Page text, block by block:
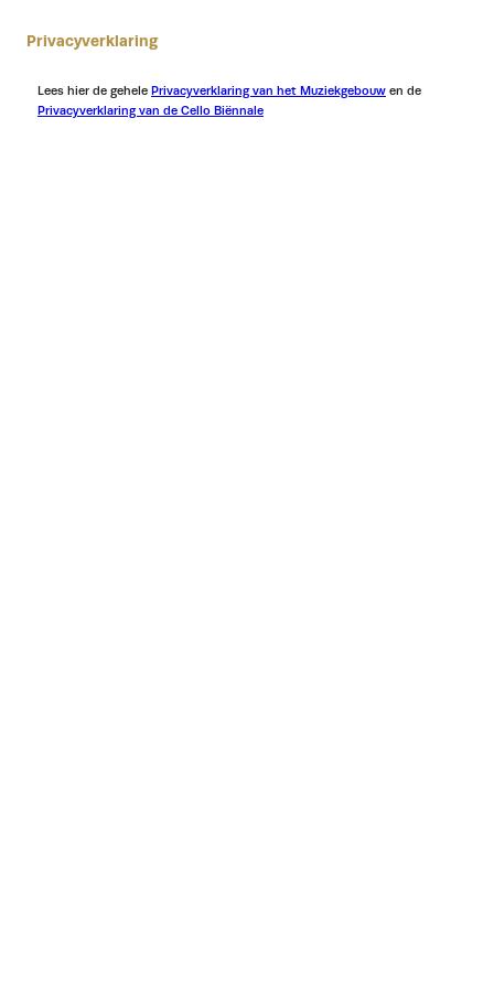
Privacyverklaring
Lees hier de gehele Privacyverklaring van het Muziekgebouw en de
Privacyverklaring van de Cello Biënnale